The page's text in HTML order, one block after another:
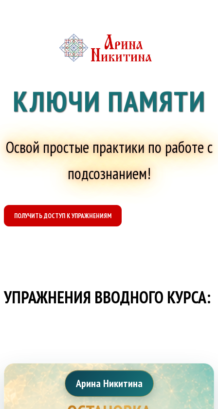
КЛЮЧИ ПАМЯТИ
Освой простые практики по работе с
подсознанием!
ПОЛУЧИТЬ ДОСТУП К УПРАЖНЕНИЯМ
УПРАЖНЕНИЯ ВВОДНОГО КУРСА:
Арина Никитина